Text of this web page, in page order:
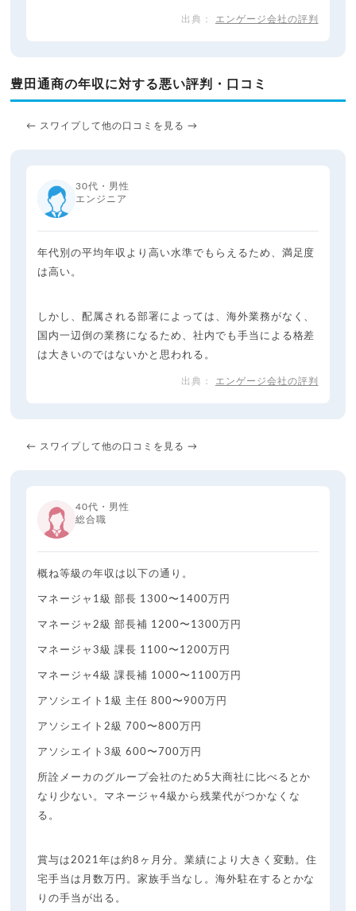
エンゲージ会社の評判
豊田通商の年収に対する悪い評判・口コミ
← スワイプして他の口コミを見る →
30代・男性
エンジニア
年代別の平均年収より高い水準でもらえるため、満足度
は高い。
しかし、配属される部署によっては、海外業務がなく、
国内一辺倒の業務になるため、社内でも手当による格差
は大きいのではないかと思われる。
エンゲージ会社の評判
← スワイプして他の口コミを見る →
40代・男性
総合職
概ね等級の年収は以下の通り。
マネージャ1級 部長 1300〜1400万円
マネージャ2級 部長補 1200〜1300万円
マネージャ3級 課長 1100〜1200万円
マネージャ4級 課長補 1000〜1100万円
アソシエイト1級 主任 800〜900万円
アソシエイト2級 700〜800万円
アソシエイト3級 600〜700万円
所詮メーカのグループ会社のため5大商社に比べるとか
なり少ない。マネージャ4級から残業代がつかなくな
る。
賞与は2021年は約8ヶ月分。業績により大きく変動。住
宅手当は月数万円。家族手当なし。海外駐在するとかな
りの手当が出る。